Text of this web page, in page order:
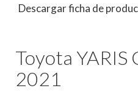
Descargar ficha de
Toyota YARIS
2021